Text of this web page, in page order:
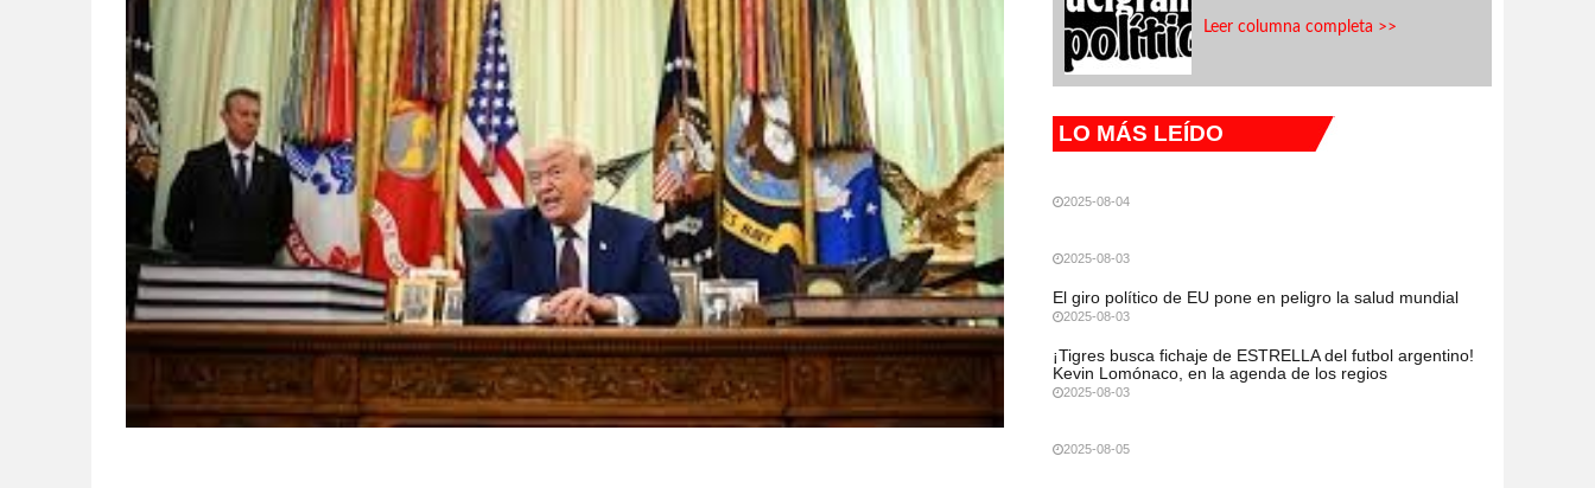
Leer columna completa >>
LO MÁS LEÍDO
2025-08-04
2025-08-03
El giro político de EU pone en peligro la salud mundial
2025-08-03
¡Tigres busca fichaje de ESTRELLA del futbol argentino!
Kevin Lomónaco, en la agenda de los regios
2025-08-03
2025-08-05